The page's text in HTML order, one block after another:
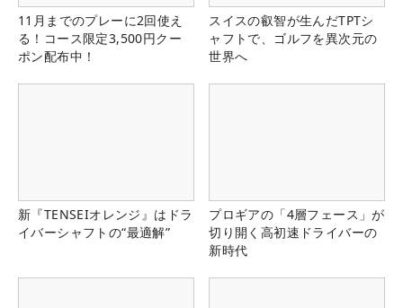
11月までのプレーに2回使え
る！コース限定3,500円クー
ポン配布中！
スイスの叡智が生んだTPTシ
ャフトで、ゴルフを異次元の
世界へ
新『TENSEIオレンジ』はドラ
イバーシャフトの“最適解”
プロギアの「4層フェース」が
切り開く高初速ドライバーの
新時代